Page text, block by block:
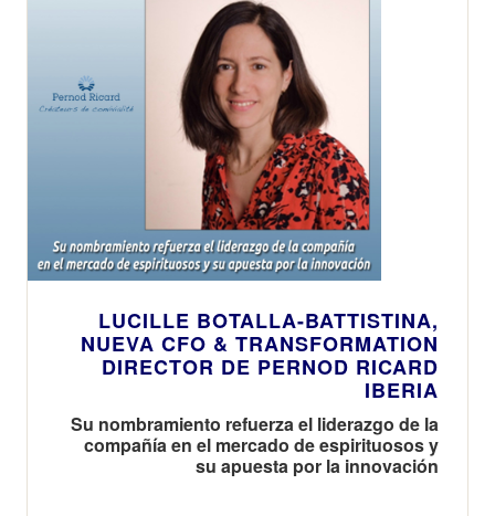
la planta y
refuerza la
apuesta de la
compañía por
La Región
como enclave
estratégico
dentro de su
red industrial
global
LUCILLE BOTALLA-BATTISTINA,
NUEVA CFO & TRANSFORMATION
DIRECTOR DE PERNOD RICARD
IBERIA
Su nombramiento refuerza el liderazgo de la
compañía en el mercado de espirituosos y
su apuesta por la innovación